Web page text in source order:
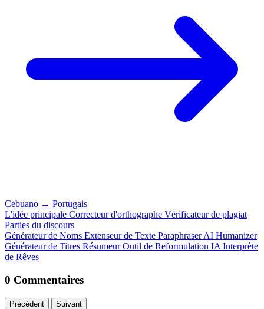
Cebuano → Portugais
L'idée principale Correcteur d'orthographe Vérificateur de plagiat
Parties du discours
Générateur de Noms Extenseur de Texte ParaphraserAI Humanizer
Générateur de Titres RésumeurOutil de Reformulation IA Interprète
de Rêves
0 Commentaires
Précédent Suivant